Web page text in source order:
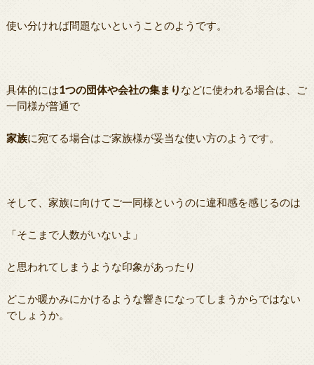
使い分ければ問題ないということのようです。
具体的には1つの団体や会社の集まり などに使われる場合は、ご
一同様が普通で
家族に宛てる場合はご家族様が妥当な使い方のようです。
そして、家族に向けてご一同様というのに違和感を感じるのは
「そこまで人数がいないよ」
と思われてしまうような印象があったり
どこか暖かみにかけるような響きになってしまうからではない
でしょうか。